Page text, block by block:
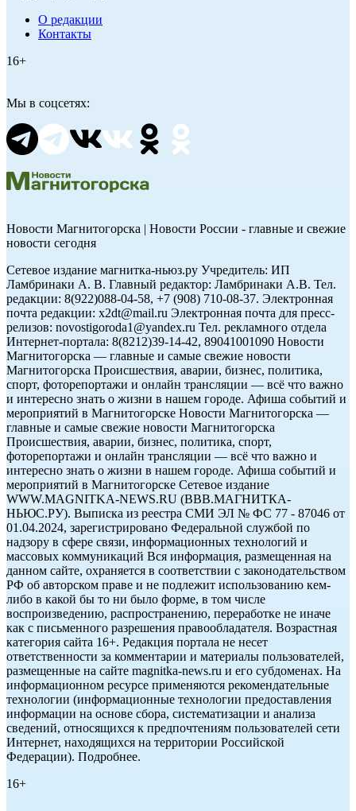
О редакции
Контакты
16+
Мы в соцсетях:
Новости Магнитогорска | Новости России - главные и свежие
новости сегодня
Сетевое издание магнитка-ньюз.ру Учредитель: ИП
Ламбринаки А. В. Главный редактор: Ламбринаки А.В. Тел.
редакции: 8(922)088-04-58, +7 (908) 710-08-37. Электронная
почта редакции: x2dt@mail.ru Электронная почта для пресс-
релизов: novostigoroda1@yandex.ru Тел. рекламного отдела
Интернет-портала: 8(8212)39-14-42, 89041001090 Новости
Магнитогорска — главные и самые свежие новости
Магнитогорска Происшествия, аварии, бизнес, политика,
спорт, фоторепортажи и онлайн трансляции — всё что важно
и интересно знать о жизни в нашем городе. Афиша событий и
мероприятий в Магнитогорске Новости Магнитогорска —
главные и самые свежие новости Магнитогорска
Происшествия, аварии, бизнес, политика, спорт,
фоторепортажи и онлайн трансляции — всё что важно и
интересно знать о жизни в нашем городе. Афиша событий и
мероприятий в Магнитогорске Сетевое издание
WWW.MAGNITKA-NEWS.RU (ВВВ.МАГНИТКА-
НЬЮС.РУ). Выписка из реестра СМИ ЭЛ № ФС 77 - 87046 от
01.04.2024, зарегистрировано Федеральной службой по
надзору в сфере связи, информационных технологий и
массовых коммуникаций Вся информация, размещенная на
данном сайте, охраняется в соответствии с законодательством
РФ об авторском праве и не подлежит использованию кем-
либо в какой бы то ни было форме, в том числе
воспроизведению, распространению, переработке не иначе
как с письменного разрешения правообладателя. Возрастная
категория сайта 16+. Редакция портала не несет
ответственности за комментарии и материалы пользователей,
размещенные на сайте magnitka-news.ru и его субдоменах. На
информационном ресурсе применяются рекомендательные
технологии (информационные технологии предоставления
информации на основе сбора, систематизации и анализа
сведений, относящихся к предпочтениям пользователей сети
Интернет, находящихся на территории Российской
Федерации). Подробнее.
16+